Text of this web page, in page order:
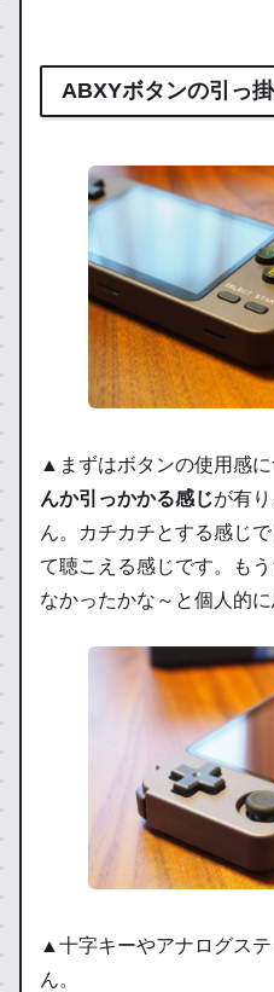
ABXYボタンの引っ
▲まずはボタンの使用感
んか引っかかる感じが有
ん。カチカチとする感じ
て聴こえる感じです。も
なかったかな～と個人的に
▲十字キーやアナログス
ん。